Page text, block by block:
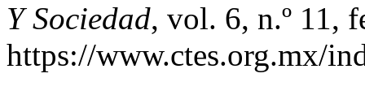
Y Sociedad, vol. 6, n.º 11,
https://www.ctes.org.mx/